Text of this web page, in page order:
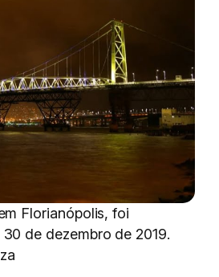
Florianópolis, foi
de dezembro de 2019.